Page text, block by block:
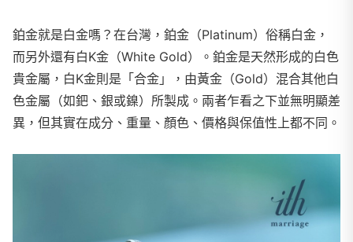
鉑金就是白金嗎？在台灣，鉑金（Platinum）俗稱白金，
而另外還有白K金（White Gold）。鉑金是天然形成的白色
貴金屬，白K金則是「合金」，由黃金（Gold）混合其他白
色金屬（如鈀、銀或鎳）所製成。兩者乍看之下並無明顯差
異，但其實在成分、重量、顏色、價格與保值性上都不同。